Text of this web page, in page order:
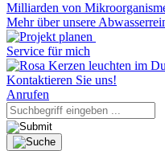
Milliarden von
Mehr über unsere
Service für mich
Kontaktieren Sie uns!
Anrufen